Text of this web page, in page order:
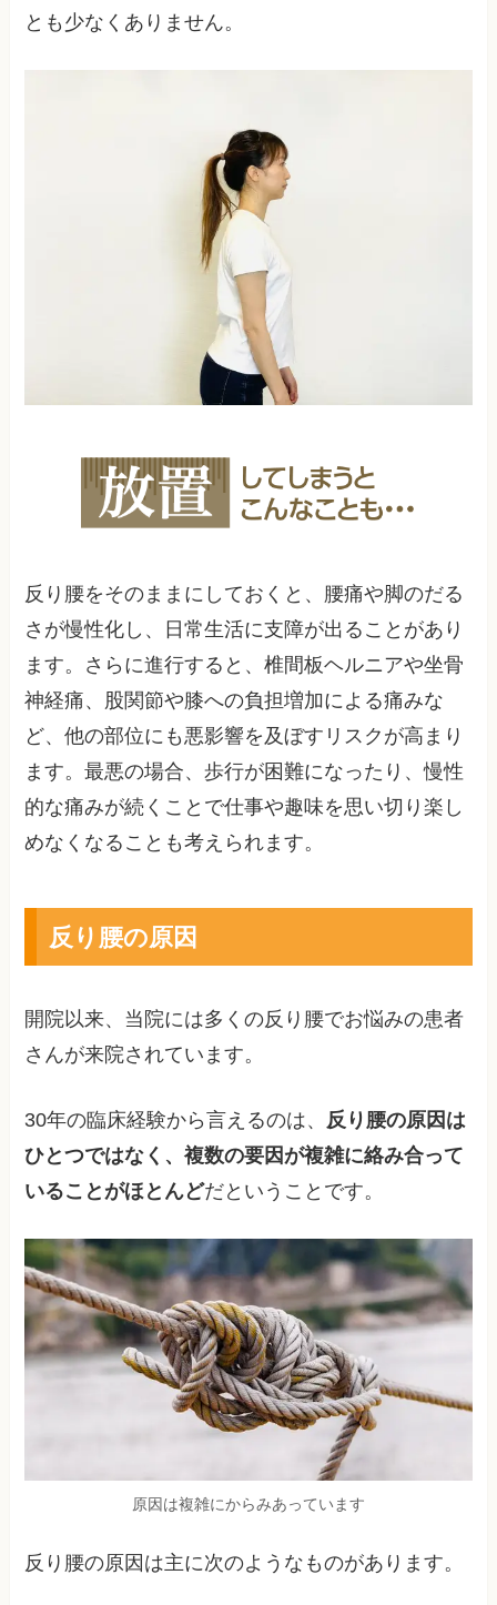
とも少なくありません。
反り腰をそのままにしておくと、腰痛や脚のだる
さが慢性化し、日常生活に支障が出ることがあり
ます。さらに進行すると、椎間板ヘルニアや坐骨
神経痛、股関節や膝への負担増加による痛みな
ど、他の部位にも悪影響を及ぼすリスクが高まり
ます。最悪の場合、歩行が困難になったり、慢性
的な痛みが続くことで仕事や趣味を思い切り楽し
めなくなることも考えられます。
反り腰の原因
開院以来、当院には多くの反り腰でお悩みの患者
さんが来院されています。
30年の臨床経験から言えるのは、 反り腰の原因は
ひとつではなく、複数の要因が複雑に絡み合って
いることがほとんどだということです。
原因は複雑にからみあっています
反り腰の原因は主に次のようなものがあります。